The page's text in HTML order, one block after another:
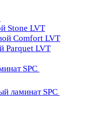
Stone LVT
Comfort LVT
Parquet LVT
SPC
ламинат SPC